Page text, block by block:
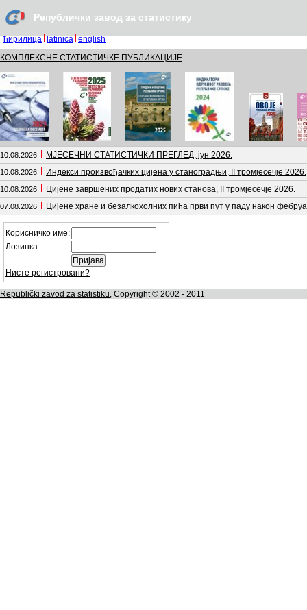
Републички завод за статистику
ћирилица latinica english
КОМПЛЕКСНЕ СТАТИСТИЧКЕ ПУБЛИКАЦИЈЕ
10.08.2026 МЈЕСЕЧНИ СТАТИСТИЧКИ ПРЕГЛЕД, јун 2026.
10.08.2026 Индекси произвођачких цијена у станоградњи, II тромјесечје 2026.
10.08.2026 Цијене завршених продатих нових станова, II тромјесечје 2026.
07.08.2026 Цијене хране и безалкохолних пића први пут у паду након
Корисничко име:
Лозинка:
Нисте регистровани?
Republički zavod za statistiku, Copyright © 2002 - 2011